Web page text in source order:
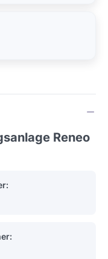
Reneo